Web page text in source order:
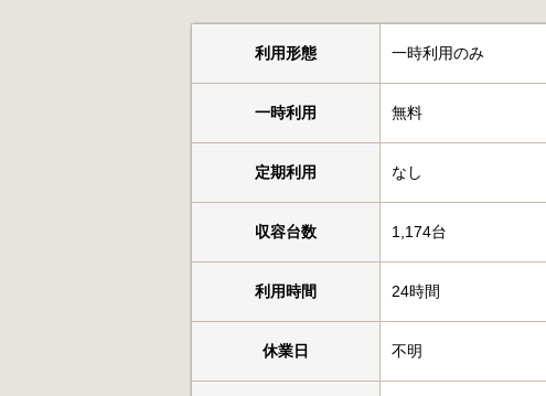
利用形態 一時利用のみ
一時利用 無料
定期利用 なし
収容台数 1,174台
利用時間 24時間
休業日 不明